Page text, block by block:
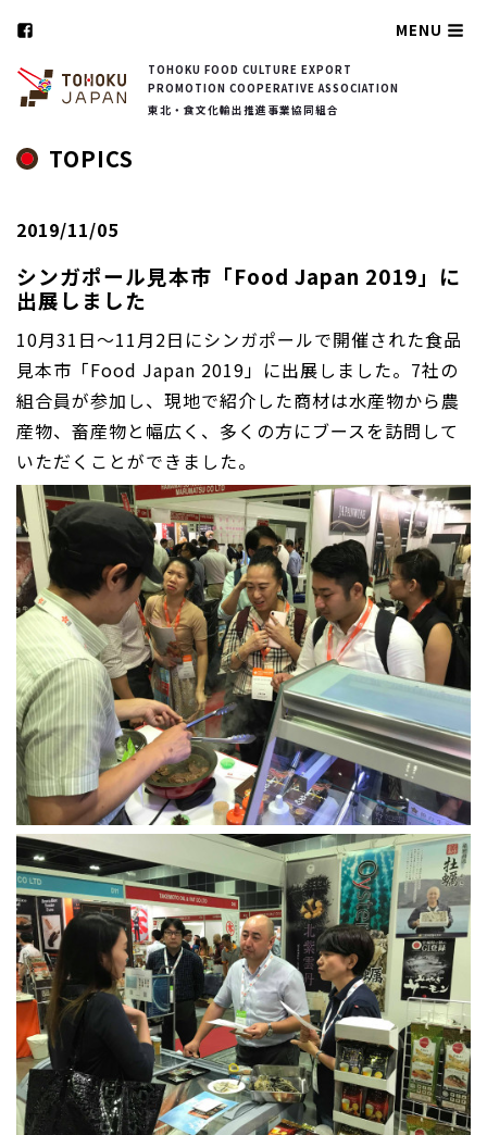
MENU
TOHOKU FOOD CULTURE EXPORT
PROMOTION COOPERATIVE ASSOCIATION
東北・食文化輸出推進事業協同組合
TOPICS
2019/11/05
シンガポール見本市「Food Japan 2019」に
出展しました
10月31日～11月2日にシンガポールで開催された食品
見本市「Food Japan 2019」に出展しました。7社の
組合員が参加し、現地で紹介した商材は水産物から農
産物、畜産物と幅広く、多くの方にブースを訪問して
いただくことができました。